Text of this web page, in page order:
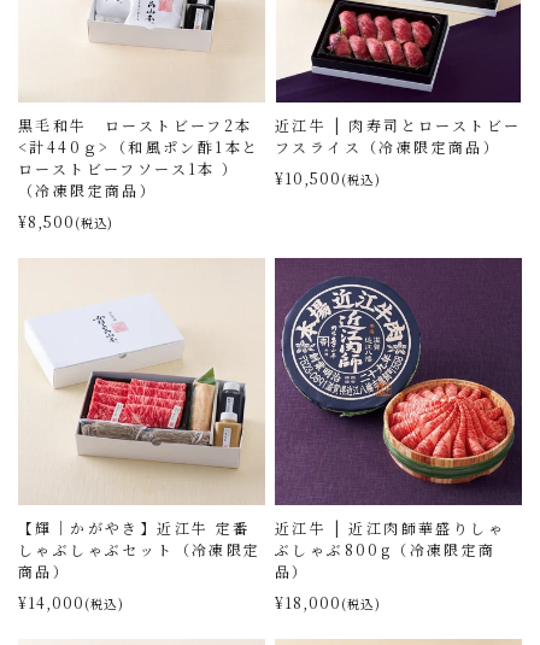
黒毛和牛 ローストビーフ2本
<計440ｇ>（和風ポン酢1本と
ローストビーフソース1本 ）
（冷凍限定商品）
¥8,500 (税込)
近江牛 | 肉寿司とローストビー
フスライス（冷凍限定商品）
¥10,500 (税込)
【輝｜かがやき】近江牛 定番
しゃぶしゃぶセット（冷凍限定
商品）
¥14,000 (税込)
近江牛 | 近江肉師華盛りしゃ
ぶしゃぶ800g（冷凍限定商
品）
¥18,000 (税込)